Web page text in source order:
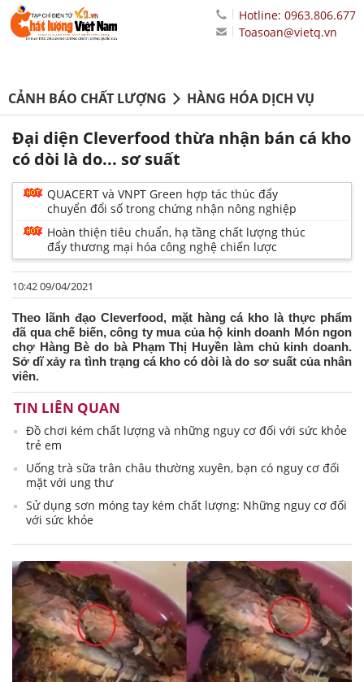
Hotline: 0963.806.677
Toasoan@vietq.vn
CẢNH BÁO CHẤT LƯỢNG HÀNG HÓA DỊCH VỤ
Đại diện Cleverfood thừa nhận bán cá kho
có dòi là do... sơ suất
QUACERT và VNPT Green hợp tác thúc đẩy
chuyển đổi số trong chứng nhận nông nghiệp
Hoàn thiện tiêu chuẩn, hạ tầng chất lượng thúc
đẩy thương mại hóa công nghệ chiến lược
10:42 09/04/2021
Theo lãnh đạo Cleverfood, mặt hàng cá kho là thực phẩm
đã qua chế biến, công ty mua của hộ kinh doanh Món ngon
chợ Hàng Bè do bà Phạm Thị Huyền làm chủ kinh doanh.
Sở dĩ xảy ra tình trạng cá kho có dòi là do sơ suất của nhân
viên.
TIN LIÊN QUAN
Đồ chơi kém chất lượng và những nguy cơ đối với sức khỏe
trẻ em
Uống trà sữa trân châu thường xuyên, bạn có nguy cơ đối
mặt với ung thư
Sử dụng sơn móng tay kém chất lượng: Những nguy cơ đối
với sức khỏe